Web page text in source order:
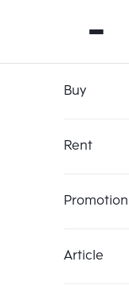
Buy
Rent
Promotion
Article